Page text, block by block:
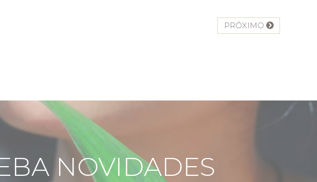
PRÓXIMO
NOVIDADES